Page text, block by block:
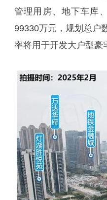
管理用房、地下车库
99330万元，规划总户
率将用于开发大户型豪